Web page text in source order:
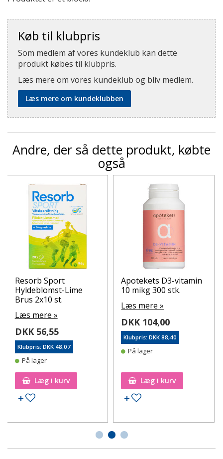
Køb til klubpris
Som medlem af vores kundeklub kan dette
produkt købes til klubpris.
Læs mere om vores kundeklub og bliv medlem.
Læs mere om kundeklubben
Andre, der så dette produkt, købte
også
Resorb Sport
Hyldeblomst-Lime
Brus 2x10 st.
Læs mere »
DKK 56,55
Klubpris: DKK 48,07
På lager
Læg i kurv
Tilføj til ønskeseddel
Apotekets D3-vitamin
10 mikg 300 stk.
Læs mere »
DKK 104,00
Klubpris: DKK 88,40
På lager
Læg i kurv
Tilføj til ønskeseddel